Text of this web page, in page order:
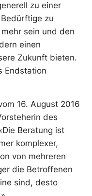
zu einer
zu
sein und den
einen
Zukunft bieten.
Endstation
16. August 2016
des
Beratung ist
komplexer,
von mehreren
die Betroffenen
sind, desto